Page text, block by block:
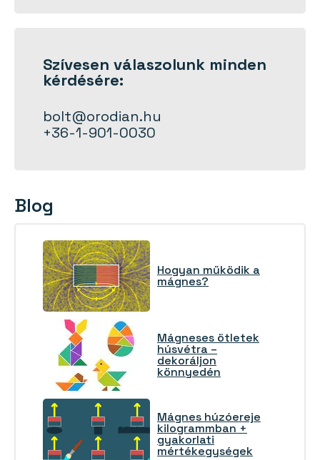
Szívesen válaszolunk minden
kérdésére:
bolt@orodian.hu
+36-1-901-0030
Blog
Hogyan működik a
mágnes?
Mágneses ötletek
húsvétra –
dekoráljon
könnyedén
Mágnes húzóereje
kilogrammban +
gyakorlati
mértékegységek